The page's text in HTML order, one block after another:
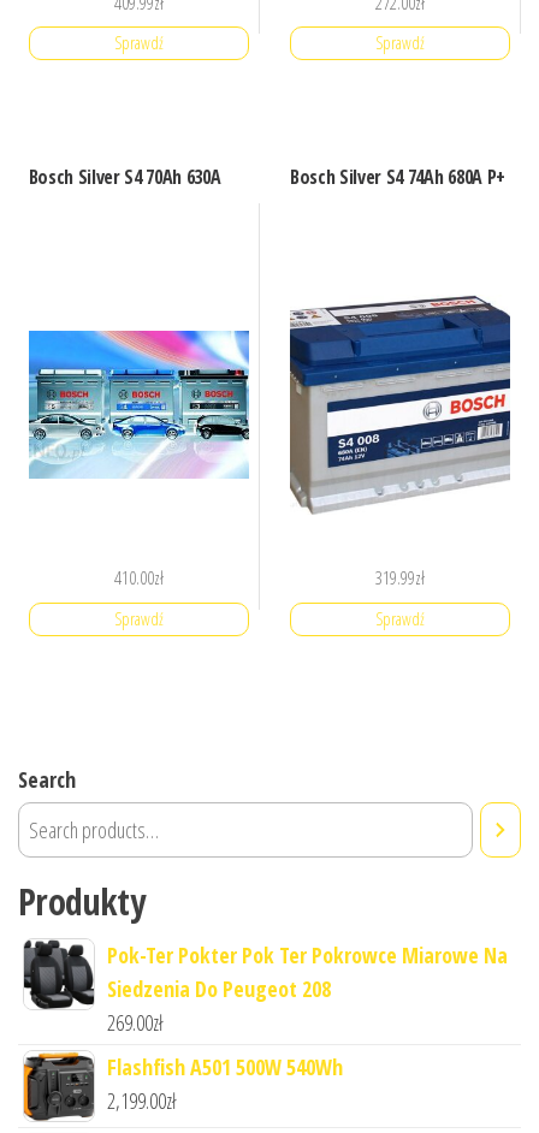
Sprawdź Sprawdź
Bosch Silver S4 70Ah 630A
410.00zł
Sprawdź
Bosch Silver S4 74Ah 680A P+
319.99zł
Sprawdź
Search
Produkty
Pok-Ter Pokter Pok Ter Pokrowce Miarowe Na
Siedzenia Do Peugeot 208
269.00zł
Flashfish A501 500W 540Wh
2,199.00zł